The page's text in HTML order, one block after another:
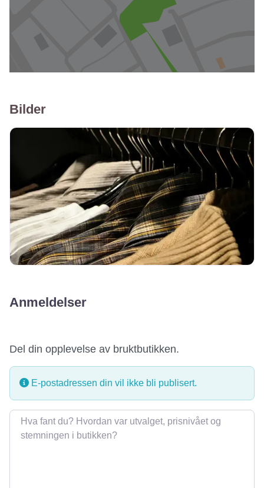
Bilder
Anmeldelser
Del din opplevelse av bruktbutikken.
E-postadressen din vil ikke bli publisert.
Omtale